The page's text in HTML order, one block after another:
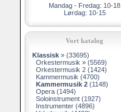
Mandag - Fredag: 10-18
Lørdag: 10-15
Vort katalog
Klassisk » (33695)
Orkestermusik » (5569)
Orkestermusik 2 (1424)
Kammermusik (4700)
Kammermusik 2 (1148)
Opera (1494)
Soloinstrument (1927)
Instrumenter (4896)